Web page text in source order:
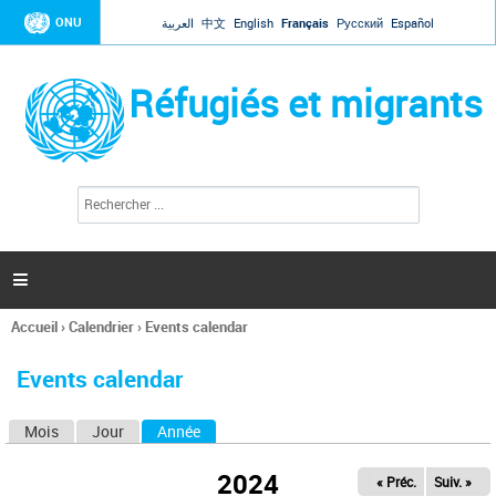
Jump to navigation
ONU العربية 中文 English Français Русский Español
Réfugiés et migrants
l
c
h
e

Vous
ici
Accueil›Calendrier› Events calendar
Events calendar
Mois Jour Année
2024 « Préc. Suiv. »